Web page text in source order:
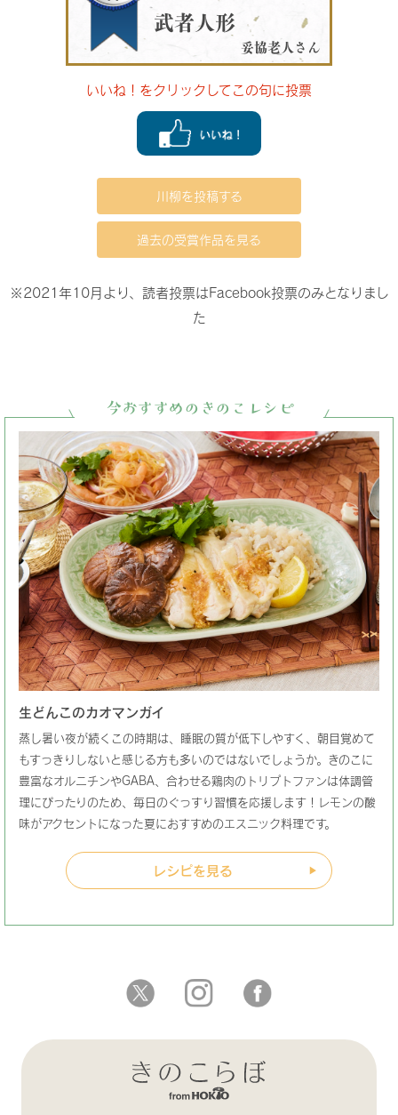
武者人形
妥協老人さん
いいね！をクリックしてこの句に投票
川柳を投稿する
過去の受賞作品を見る
※2021年10月より、読者投票はFacebook投票のみとなりまし
た
今おすすめのきのこレシピ
生どんこのカオマンガイ
蒸し暑い夜が続くこの時期は、睡眠の質が低下しやすく、朝目覚めて
もすっきりしないと感じる方も多いのではないでしょうか。きのこに
豊富なオルニチンやGABA、合わせる鶏肉のトリプトファンは体調管
理にぴったりのため、毎日のぐっすり習慣を応援します！レモンの酸
味がアクセントになった夏におすすめのエスニック料理です。
レシピを見る